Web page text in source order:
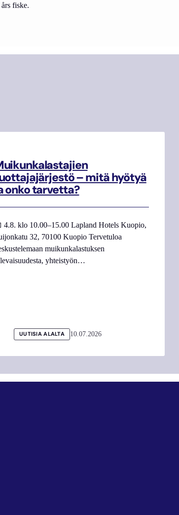
fiske.
– mitä hyötyä
onko tarvetta?
4.8. klo 10.00–15.00 Lapland Hotels Kuopio,
32, 70100 Kuopio Tervetuloa
muikunkalastuksen
yhteistyön…
UUTISIA ALALTA 10.07.2026